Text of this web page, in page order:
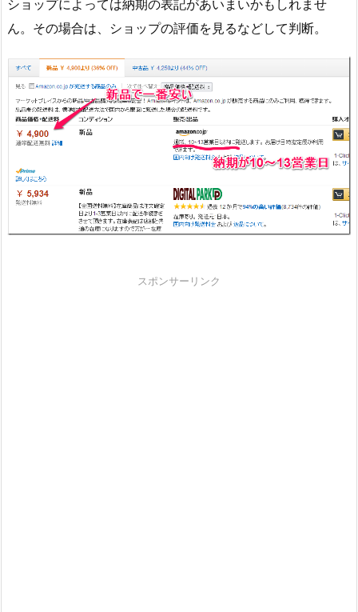
ショップによっては納期の表記があいまいかもしれませ
ん。その場合は、ショップの評価を見るなどして判断。
スポンサーリンク